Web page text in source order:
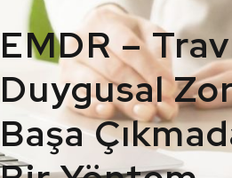
EMDR –
Duygusal
Başa